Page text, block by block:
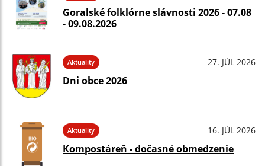
Goralské folklórne slávnosti 2026 - 07.08
- 09.08.2026
Aktuality 27. JÚL 2026
Dni obce 2026
Aktuality 16. JÚL 2026
Kompostáreň - dočasné obmedzenie